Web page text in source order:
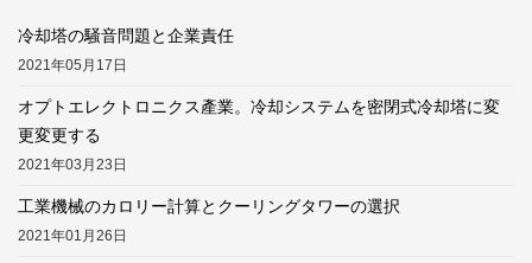
冷却塔の騒音問題と企業責任
2021年05月17日
オプトエレクトロニクス產業。冷却システムを密閉式冷却塔に変
更変更する
2021年03月23日
工業機械のカロリー計算とクーリングタワーの選択
2021年01月26日